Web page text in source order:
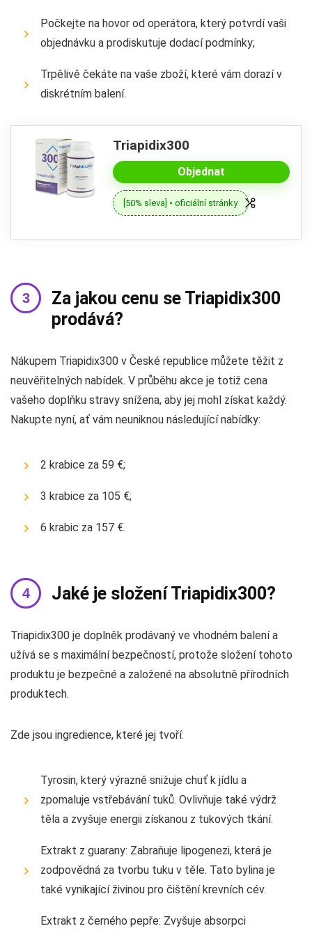
Počkejte na hovor od operátora, který potvrdí vaši
objednávku a prodiskutuje dodací podmínky;
Trpělivě čekáte na vaše zboží, které vám dorazí v
diskrétním balení.
Triapidix300
Objednat
[50% sleva] • oficiální stránky
Za jakou cenu se Triapidix300
prodává?
Nákupem Triapidix300 v České republice můžete těžit z
neuvěřitelných nabídek. V průběhu akce je totiž cena
vašeho doplňku stravy snížena, aby jej mohl získat každý.
Nakupte nyní, ať vám neuniknou následující nabídky:
2 krabice za 59 €;
3 krabice za 105 €;
6 krabic za 157 €.
Jaké je složení Triapidix300?
Triapidix300 je doplněk prodávaný ve vhodném balení a
užívá se s maximální bezpečností, protože složení tohoto
produktu je bezpečné a založené na absolutně přírodních
produktech.
Zde jsou ingredience, které jej tvoří:
Tyrosin, který výrazně snižuje chuť k jídlu a
zpomaluje vstřebávání tuků. Ovlivňuje také výdrž
těla a zvyšuje energii získanou z tukových tkání.
Extrakt z guarany: Zabraňuje lipogenezi, která je
zodpovědná za tvorbu tuku v těle. Tato bylina je
také vynikající živinou pro čištění krevních cév.
Extrakt z černého pepře: Zvyšuje absorpci